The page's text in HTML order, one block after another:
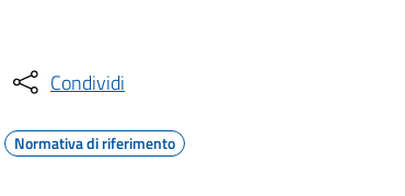
Condividi
Normativa di riferimento